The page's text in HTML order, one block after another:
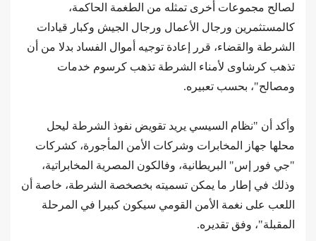
لصالح مجموعات أخرى تمثله من الطغمة الحاكمة،
كالمستثمرين ورجال الأعمال ورجال الجيش وكبار قيادات
الشرطة والقضاء، قرر إعادة توجيه أموال الفساد بدلا من أن
تذهب كرشاوى لأمناء الشرطة تذهب كرسوم خدمات
ومصالح"، بحسب تعبيره.
وأكد أن "نظام السيسي يريد تقويض نفوذ الشرطة ليحل
محلها جهاز المخابرات وشركات الأمن المأجورة، كشركات
"جي فور إس" البريطانية، وفالكون المصرية المخابراتية،
وذلك في إطار ما يمكن تسميته بخصخصة الشرطة، خاصة أن
اللعب على نغمة الأمن القومي سيكون كبيرا في المرحلة
المقبلة"، وفق تقديره.